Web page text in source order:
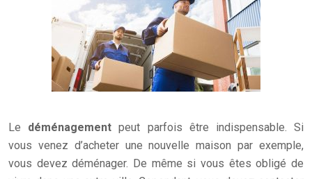
Le déménagement peut parfois être indispensable. Si
vous venez d’acheter une nouvelle maison par exemple,
vous devez déménager. De même si vous êtes obligé de